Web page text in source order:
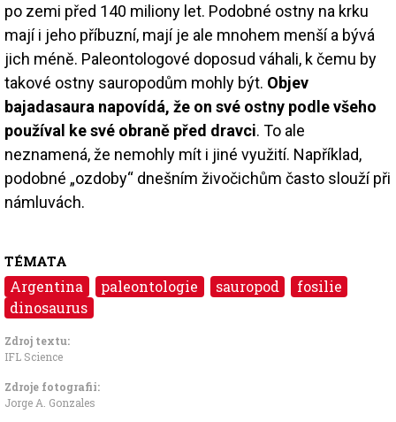
po zemi před 140 miliony let. Podobné ostny na krku
mají i jeho příbuzní, mají je ale mnohem menší a bývá
jich méně. Paleontologové doposud váhali, k čemu by
takové ostny sauropodům mohly být. Objev
bajadasaura napovídá, že on své ostny podle všeho
používal ke své obraně před dravci. To ale
neznamená, že nemohly mít i jiné využití. Například,
podobné „ozdoby“ dnešním živočichům často slouží při
námluvách.
TÉMATA
Argentina paleontologie sauropod
fosilie
dinosaurus
Zdroj textu:
IFL Science
Zdroje fotografii:
Jorge A. Gonzales